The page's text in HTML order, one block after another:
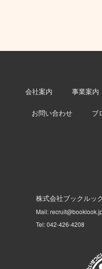
会社案内 事業案内
お問い合わせ ブ
株式会社ブックルッ
Mail:
Tel: 042-426-4208